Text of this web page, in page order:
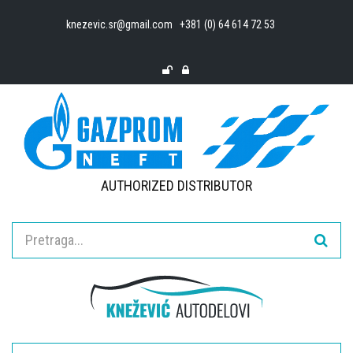
knezevic.sr@gmail.com +381 (0) 64 614 72 53
AUTHORIZED DISTRIBUTOR